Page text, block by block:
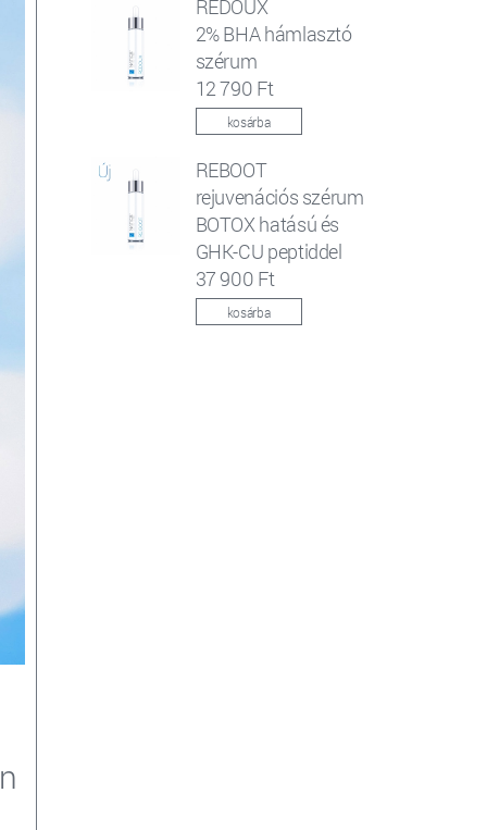
REDOUX
2% BHA hámlasztó
szérum
12 790 Ft
kosárba
REBOOT
rejuvenációs szérum
BOTOX hatású és
GHK-CU peptiddel
37 900 Ft
kosárba